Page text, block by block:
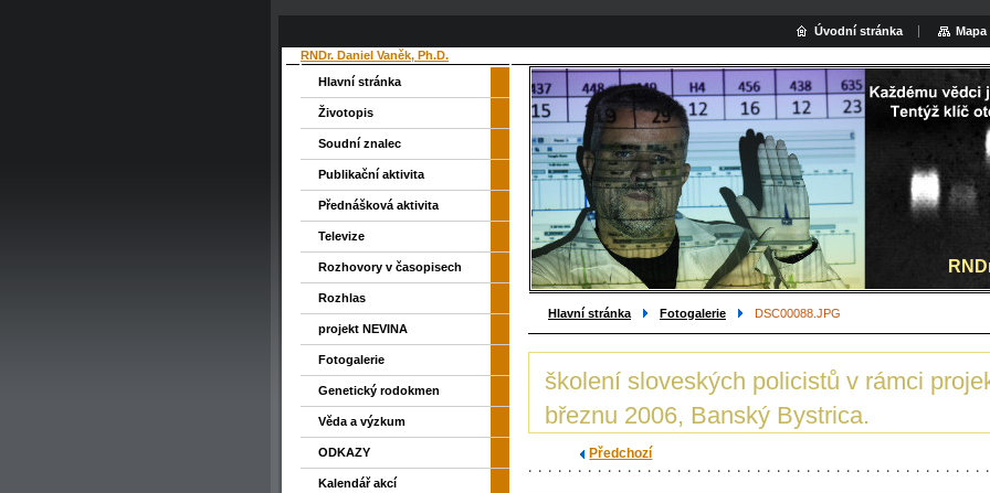
RNDr. Daniel Vaněk, Ph.D.
Hlavní stránka Fotogalerie DSC00088.JPG
školení sloveských policistů v rámci
březnu 2006, Banský Bystrica.
Předchozí
Hlavní stránka
Životopis
Soudní znalec
Publikační aktivita
Přednášková aktivita
Televize
Rozhovory v časopisech
Rozhlas
projekt NEVINA
Fotogalerie
Genetický rodokmen
Věda a výzkum
ODKAZY
Kalendář akcí
Úvodní stránka